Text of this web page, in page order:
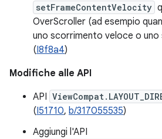
setFrameContentVelocity
OverScroller (ad esempio
uno scorrimento veloce o
(I8f8a4)
Modifiche alle API
API
(I51710, b/317055535)
Aggiungi l'API